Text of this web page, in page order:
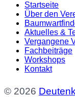
Startseite
Über den
Aktuelles &
Vergangene
Fachbeiträge
Workshops
Kontakt
© 2026